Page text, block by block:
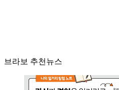
브라보 추천뉴스